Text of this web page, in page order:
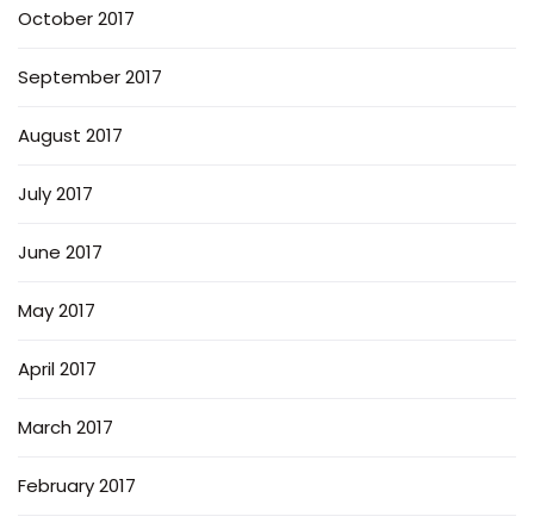
October 2017
September 2017
August 2017
July 2017
June 2017
May 2017
April 2017
March 2017
February 2017